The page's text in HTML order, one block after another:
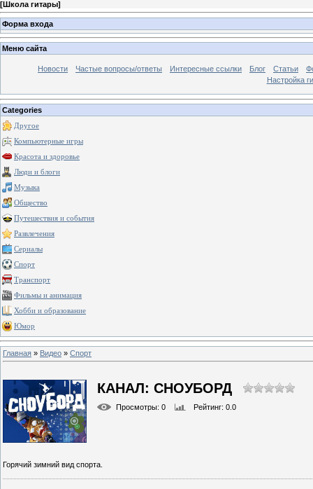
[Школа гитары]
Форма входа
Меню сайта
Новости Частые вопросы/ответы Интересные ссылки Блог Статьи
Настройка
Categories
Другое
Компьютерные игры
Красота и здоровье
Люди и блоги
Музыка
Общество
Путешествия и события
Развлечения
Сериалы
Спорт
Транспорт
Фильмы и анимация
Хобби и образование
Юмор
Главная » Видео » Спорт
КАНАЛ: СНОУБОРД
Просмотры: 0 Рейтинг: 0.0
Горячий зимний вид спорта.